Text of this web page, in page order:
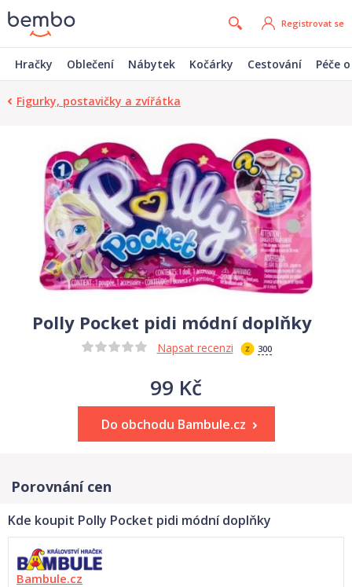
Registrovat se
Hračky Oblečení Nábytek Kočárky Cestování Péče
Figurky, postavičky a zvířátka
Polly Pocket pidi módní doplňky
Napsat recenzi 300
99 Kč
Do obchodu Bambule.cz
Porovnání cen
Kde koupit Polly Pocket pidi módní doplňky
Bambule.cz